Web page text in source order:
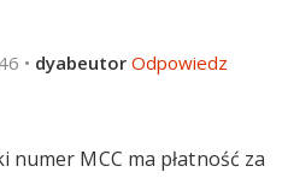
• dyabeutor Odpowiedz
numer MCC ma płatność za